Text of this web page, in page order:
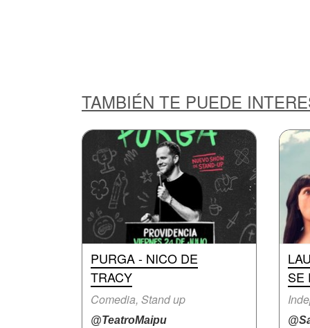
TAMBIÉN TE PUEDE
PURGA - NICO DE
TRACY
Comedia, Stand up
@TeatroMaipu
SE